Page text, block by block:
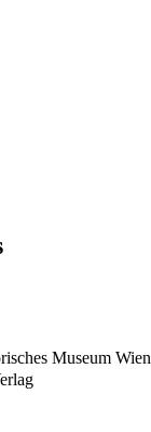
Museum Wien